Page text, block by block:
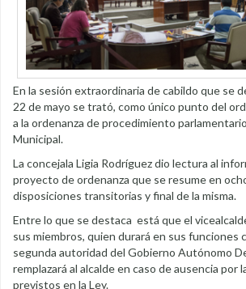
En la sesión extraordinaria de cabildo que se
22 de mayo se trató, como único punto del
a la ordenanza de procedimiento
Municipal.
La concejala Ligia Rodríguez dio lectura al
proyecto de ordenanza que se resume en
disposiciones transitorias y final de la misma.
Entre lo que se destaca está que el
sus miembros, quien durará en sus funciones
segunda autoridad del Gobierno Autónomo
remplazará al alcalde en caso de ausencia por
previstos en la Ley.